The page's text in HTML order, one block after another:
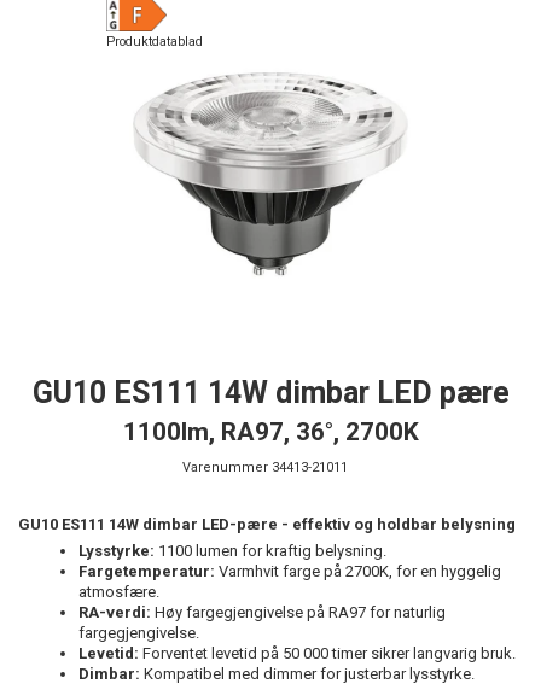
Produktdatablad
GU10 ES111 14W dimbar LED pære
1100lm, RA97, 36°, 2700K
Varenummer 34413-21011
GU10 ES111 14W dimbar LED-pære - effektiv og holdbar belysning
Lysstyrke: 1100 lumen for kraftig belysning.
Fargetemperatur: Varmhvit farge på 2700K, for en hyggelig
atmosfære.
RA-verdi: Høy fargegjengivelse på RA97 for naturlig
fargegjengivelse.
Levetid: Forventet levetid på 50 000 timer sikrer langvarig bruk.
Dimbar: Kompatibel med dimmer for justerbar lysstyrke.